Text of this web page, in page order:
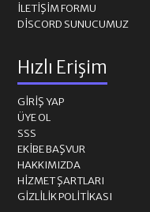
İLETIŞIM FORMU
DISCORD SUNUCUMUZ
Hızlı Erişim
GIRIŞ YAP
ÜYE OL
SSS
EKIBE BAŞVUR
HAKKIMIZDA
HIZMET ŞARTLARI
GIZLILIK POLITIKASI